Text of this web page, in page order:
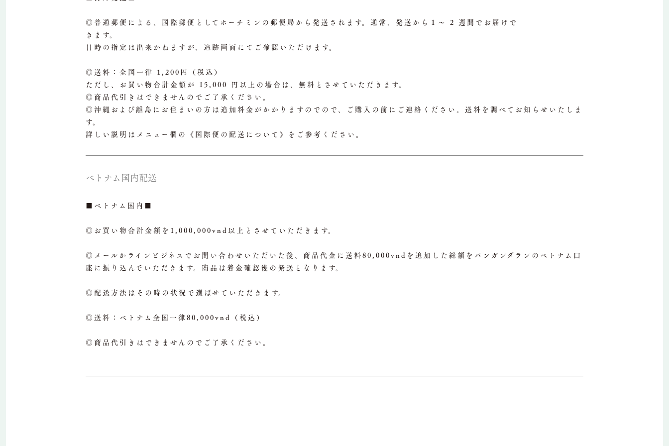
◎普通郵便による、国際郵便としてホーチミンの郵便局から発送されます。通常、発送から１～ 2 週間でお届けで
きます。
日時の指定は出来かねますが、追跡画面にてご確認いただけます。
◎送料：全国一律 1,200円（税込）
ただし、お買い物合計金額が 15,000 円以上の場合は、無料とさせていただきます。
◎商品代引きはできませんのでご了承ください。
◎沖縄および離島にお住まいの方は追加料金がかかりますのでので、ご購入の前にご連絡ください。送料を調べてお知らせいたしま
す。
詳しい説明はメニュー欄の《国際便の配送について》をご参考ください。
ベトナム国内配送
■ベトナム国内■
◎お買い物合計金額を1,000,000vnd以上とさせていただきます。
◎メールかラインビジネスでお問い合わせいただいた後、商品代金に送料80,000vndを追加した総額をパンガンダランのベトナム口
座に振り込んでいただきます。商品は着金確認後の発送となります。
◎配送方法はその時の状況で選ばせていただきます。
◎送料：ベトナム全国一律80,000vnd（税込）
◎商品代引きはできませんのでご了承ください。